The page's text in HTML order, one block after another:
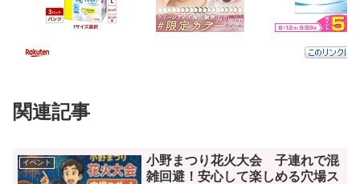
関連記事
イベント
小野まつり花火大会 子連れで混
雑回避！安心して楽しめる穴場ス